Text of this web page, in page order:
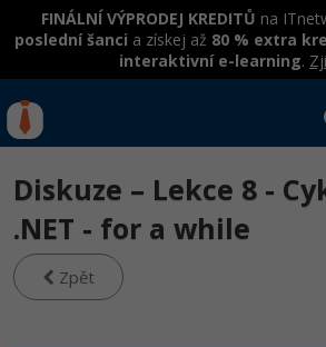
FINÁLNÍ VÝPRODEJ KREDITŮ na
poslední šanci a získej až 80 % extra
interaktivní e-learning.
Rekvalifikace a kurzy
hrazené úřadem práce
Workshopy zdarma
Kurzy IT profesí
Junior programátor
Přihlásit se| Registrovat
Diskuze – Lekce 8 -
.NET - for a while
Zpět